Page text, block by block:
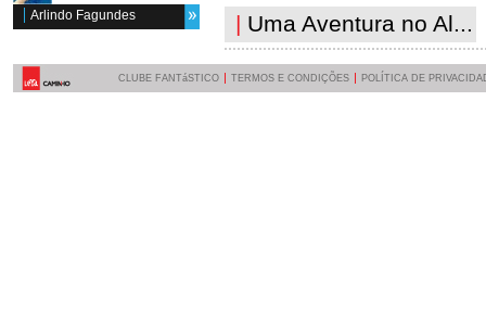
Arlindo Fagundes
| Uma Aventura no Al...
CLUBE FANTáSTICO TERMOS E CONDIÇÕES POLÍTICA DE